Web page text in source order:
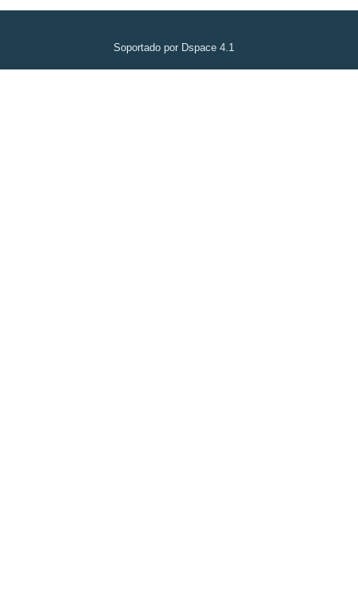
Soportado por Dspace 4.1